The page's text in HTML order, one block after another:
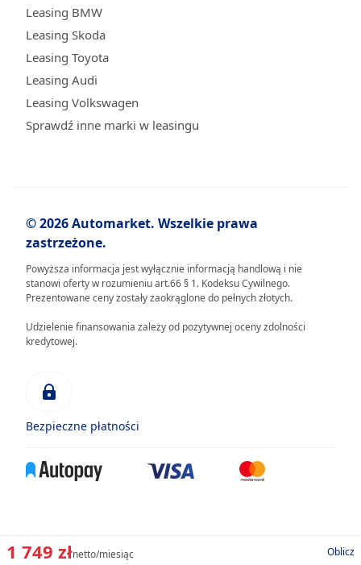
1 749 złnetto/miesiąc Oblicz
Leasing BMW
Leasing Skoda
Leasing Toyota
Leasing Audi
Leasing Volkswagen
Sprawdź inne marki w leasingu
© 2026 Automarket. Wszelkie prawa
zastrzeżone.
Powyższa informacja jest wyłącznie informacją handlową i nie
stanowi oferty w rozumieniu art.66 § 1. Kodeksu Cywilnego.
Prezentowane ceny zostały zaokrąglone do pełnych złotych.
Udzielenie finansowania zależy od pozytywnej oceny zdolności
kredytowej.
Bezpieczne płatności